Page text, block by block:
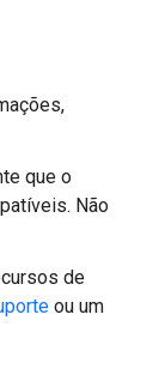
que o
Não
de
ou um